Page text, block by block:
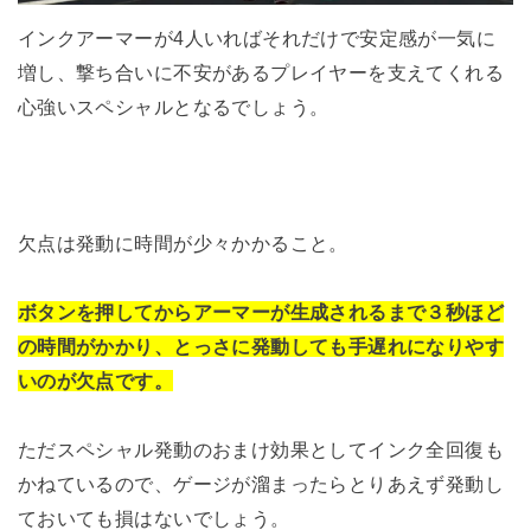
インクアーマーが4人いればそれだけで安定感が一気に
増し、撃ち合いに不安があるプレイヤーを支えてくれる
心強いスペシャルとなるでしょう。
欠点は発動に時間が少々かかること。
ボタンを押してからアーマーが生成されるまで３秒ほど
の時間がかかり、とっさに発動しても手遅れになりやす
いのが欠点です。
ただスペシャル発動のおまけ効果としてインク全回復も
かねているので、ゲージが溜まったらとりあえず発動し
ておいても損はないでしょう。